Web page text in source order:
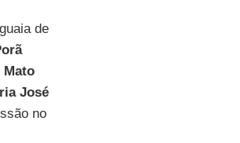
de
Mato
José
no